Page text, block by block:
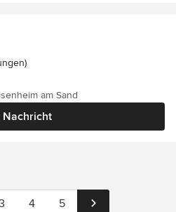
5 von 5 Sternen
Nachricht
am Sand
4 5